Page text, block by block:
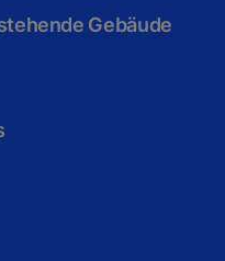
Gebäude